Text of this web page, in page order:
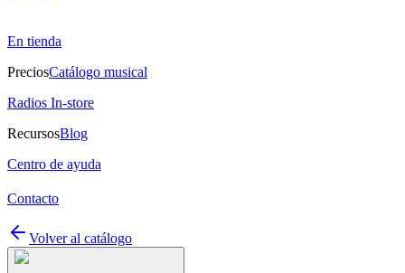
En tienda
PreciosCatálogo musical
Radios In-store
RecursosBlog
Centro de ayuda
Contacto
Volver al catálogo